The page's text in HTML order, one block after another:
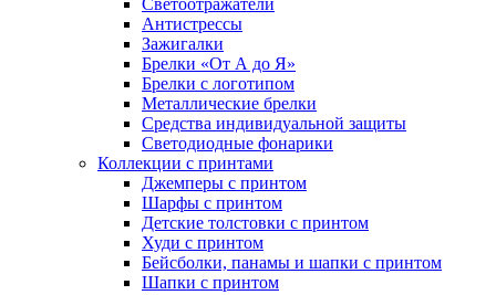
Светоотражатели
Антистрессы
Зажигалки
Брелки «От А до Я»
Брелки с логотипом
Металлические брелки
Средства индивидуальной защиты
Светодиодные фонарики
Коллекции с принтами
Джемперы с принтом
Шарфы с принтом
Детские толстовки с принтом
Худи с принтом
Бейсболки, панамы и шапки с принтом
Шапки с принтом